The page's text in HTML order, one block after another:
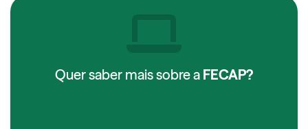
Quer saber mais sobre a FECAP?